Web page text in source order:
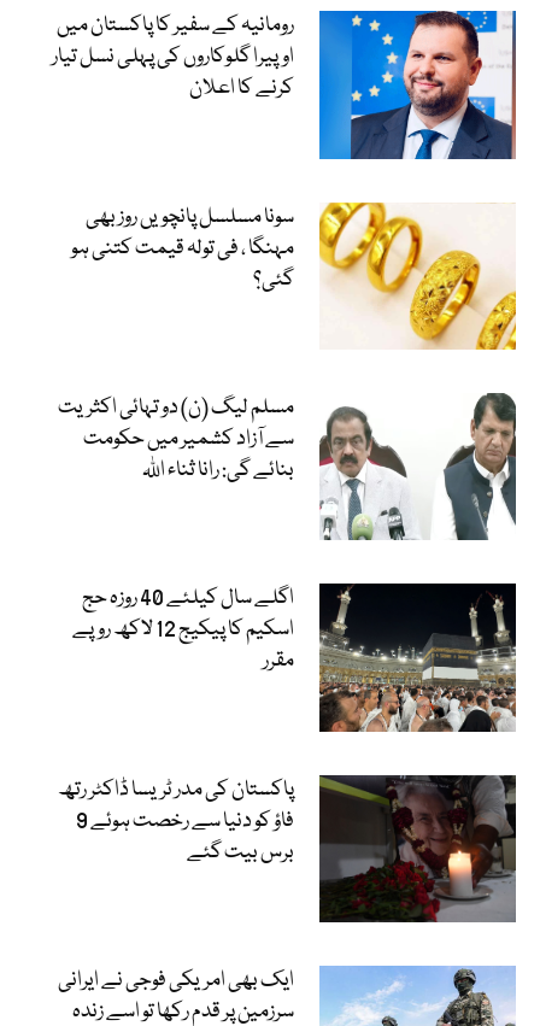
رومانیہ کے سفیر کا پاکستان میں
اوپیرا گلوکاروں کی پہلی نسل تیار
کرنے کا اعلان
سونا مسلسل پانچویں روز بھی
مہنگا ، فی تولہ قیمت کتنی ہو
گئی؟
مسلم لیگ (ن) دو تہائی اکثریت
سے آزاد کشمیر میں حکومت
بنائے گی: رانا ثناء اللہ
اگلے سال کیلئے 40 روزہ حج
اسکیم کا پیکیج 12 لاکھ روپے
مقرر
پاکستان کی مدر ٹریسا ڈاکٹر رتھ
فاؤ کو دنیا سے رخصت ہوئے 9
برس بیت گئے
ایک بھی امریکی فوجی نے ایرانی
سرزمین پر قدم رکھا تو اسے زندہ